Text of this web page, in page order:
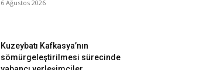
6 Ağustos 2026
Kuzeybatı Kafkasya’nın
sömürgeleştirilmesi sürecinde